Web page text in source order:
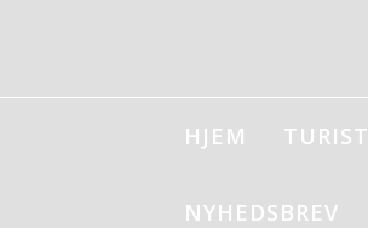
HJEM TURIST
NYHEDSBREV